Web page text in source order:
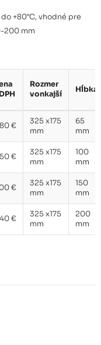
+80°C, vhodné pre
200 mm
Rozmer
vonkajší
Hĺbka
€
325 x175
mm
65
mm
€
325 x175
mm
100
mm
€
325 x175
mm
150
mm
€
325 x175
mm
200
mm